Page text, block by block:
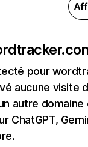
pour
aucune visite
autre
ChatGPT,